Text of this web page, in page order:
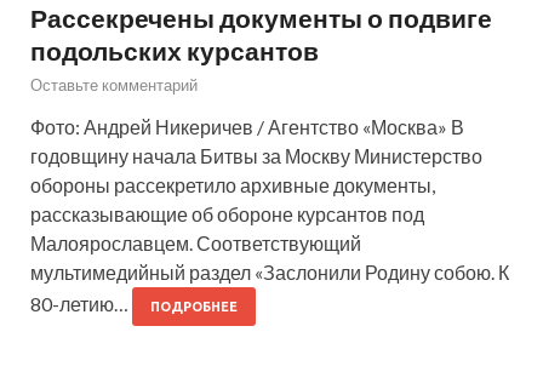
Рассекречены документы о подвиге
подольских курсантов
Оставьте комментарий
Фото: Андрей Никеричев / Агентство «Москва» В
годовщину начала Битвы за Москву Министерство
обороны рассекретило архивные документы,
рассказывающие об обороне курсантов под
Малоярославцем. Соответствующий
мультимедийный раздел «Заслонили Родину собою. К
80-летию…
ПОДРОБНЕЕ